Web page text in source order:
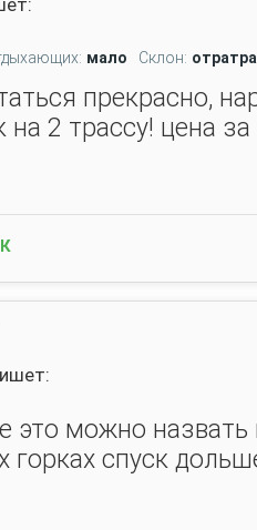
мало Склон:
прекрасно,
2 трассу! цена
это можно назвать
горках спуск